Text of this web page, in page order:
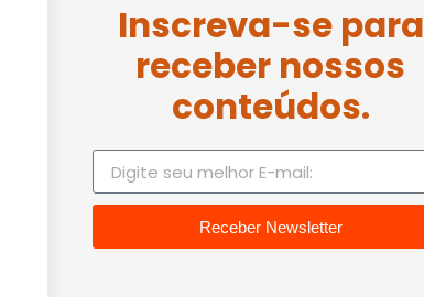
Inscreva-se para
receber nossos
conteúdos.
Receber Newsletter